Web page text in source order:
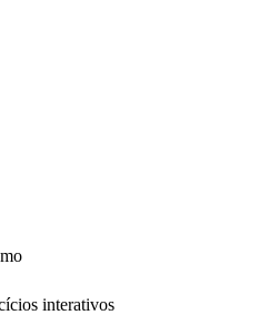
interativos